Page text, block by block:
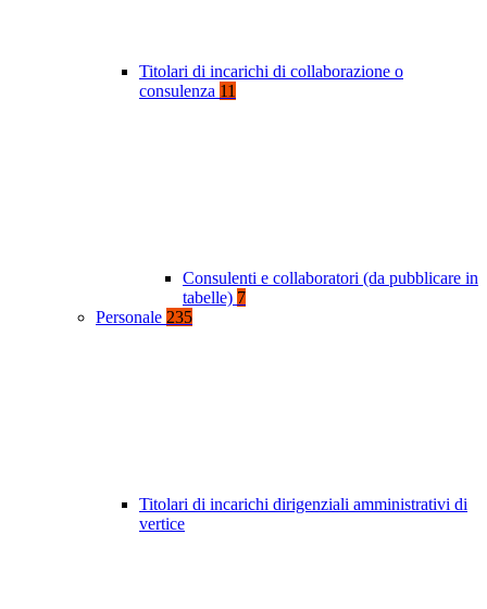
Titolari di incarichi di collaborazione o
consulenza 11
Consulenti e collaboratori (da pubblicare in
tabelle) 7
Personale 235
Titolari di incarichi dirigenziali amministrativi di
vertice